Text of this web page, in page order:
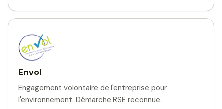
Envol
Engagement volontaire de l'entreprise pour
l'environnement. Démarche RSE reconnue.